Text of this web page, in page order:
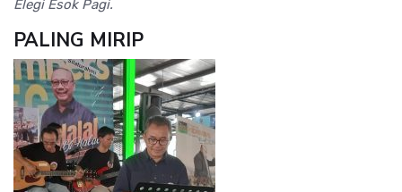
Elegi Esok Pagi.
PALING MIRIP